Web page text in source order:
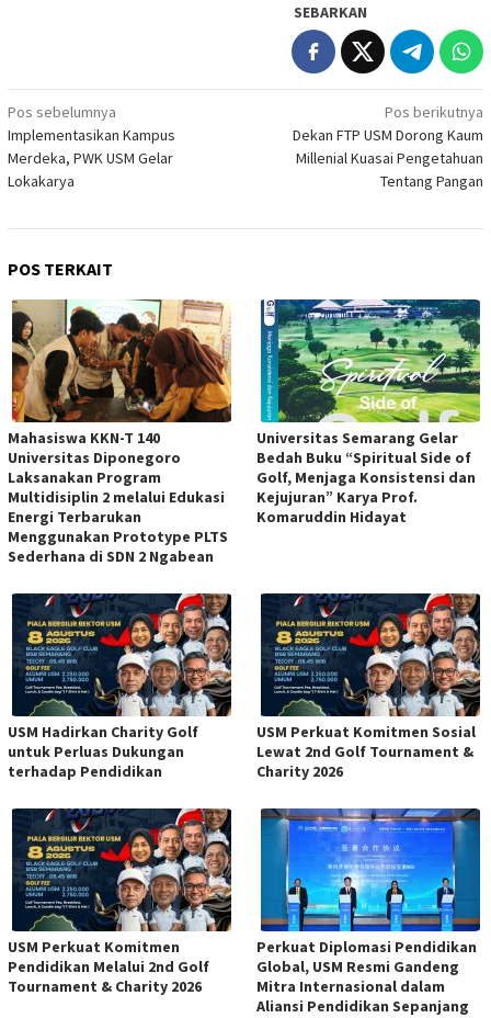
SEBARKAN
Navigasi
pos
Pos sebelumnya
Implementasikan Kampus
Merdeka, PWK USM Gelar
Lokakarya
Pos berikutnya
Dekan FTP USM Dorong Kaum
Millenial Kuasai Pengetahuan
Tentang Pangan
POS TERKAIT
Mahasiswa KKN-T 140
Universitas Diponegoro
Laksanakan Program
Multidisiplin 2 melalui Edukasi
Energi Terbarukan
Menggunakan Prototype PLTS
Sederhana di SDN 2 Ngabean
Universitas Semarang Gelar
Bedah Buku “Spiritual Side of
Golf, Menjaga Konsistensi dan
Kejujuran” Karya Prof.
Komaruddin Hidayat
USM Hadirkan Charity Golf
untuk Perluas Dukungan
terhadap Pendidikan
USM Perkuat Komitmen Sosial
Lewat 2nd Golf Tournament &
Charity 2026
USM Perkuat Komitmen
Pendidikan Melalui 2nd Golf
Tournament & Charity 2026
Perkuat Diplomasi Pendidikan
Global, USM Resmi Gandeng
Mitra Internasional dalam
Aliansi Pendidikan Sepanjang